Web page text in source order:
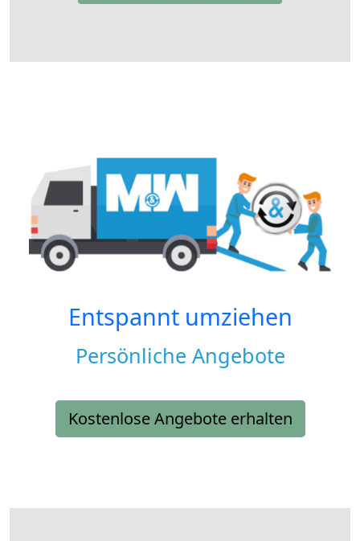
Entspannt umziehen
Persönliche Angebote
Kostenlose Angebote erhalten